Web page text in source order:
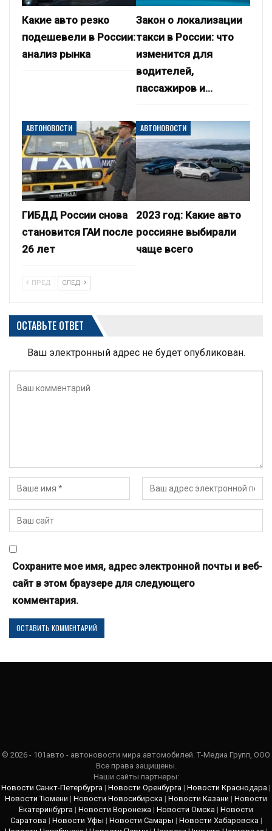
Какие авто резко
подешевели в России:
анализ рынка
Закон о локализации
такси в России: что
изменится для
водителей,
пассажиров и…
АВТОНОВОСТИ
ГИБДД России снова
становится ГАИ после
26 лет
АВТОНОВОСТИ
2023 год: Какие авто
россияне выбирали
чаще всего
ПРЕД СЛЕД
ОСТАВЬТЕ ОТВЕТ
Ваш электронный адрес не будет опубликован.
Сохраните мое имя, адрес электронной почты и веб-
сайт в этом браузере для следующего
комментария.
© 2026 - 101авто - автоновости мира автомобилей. Т-Медиа Групп, ООО
Все права защищены.
Наши сайты партнеры:
Новости Санкт-Петербурга | Новости Оренбурга | Новости Краснодара |
Новости Тюмени | Новости Новосибирска | Новости Казани | Новости
Екатеринбурга | Новости Воронежа | Новости Омска | Новости
Саратова | Новости Уфы | Новости Самары | Новости Хабаровска |